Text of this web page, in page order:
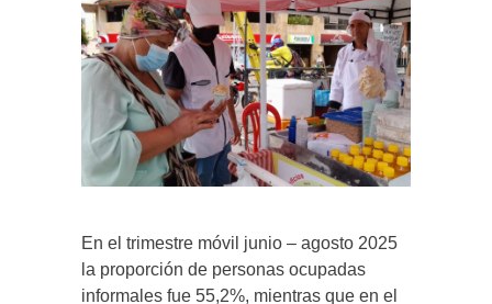
En el trimestre móvil junio – agosto 2025
la proporción de personas ocupadas
informales fue 55,2%, mientras que en el